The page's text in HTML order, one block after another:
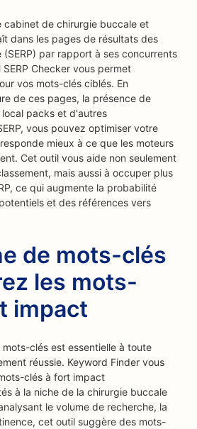
cabinet de chirurgie buccale et
dans les pages de résultats des
par rapport à ses concurrents
Checker vous permet
vos mots-clés ciblés. En
de ces pages, la présence de
packs et d'autres
vous pouvez optimiser votre
mieux à ce que les moteurs
Cet outil vous aide non seulement
mais aussi à occuper plus
ce qui augmente la probabilité
et des références vers
de mots-clés
les mots-
impact
clés est essentielle à toute
réussie. Keyword Finder vous
clés à fort impact
à la niche de la chirurgie buccale
le volume de recherche, la
cet outil suggère des mots-